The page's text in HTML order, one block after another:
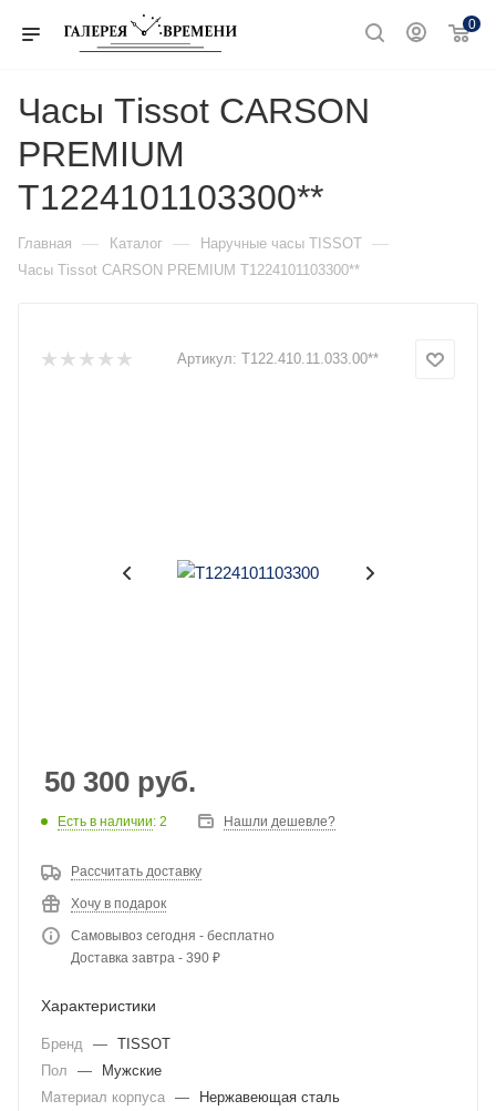
0
Часы Тissot CARSON
PREMIUM
T1224101103300**
Главная — Каталог — Наручные часы TISSOT —
Часы Тissot CARSON PREMIUM T1224101103300**
Артикул: T122.410.11.033.00**
50 300 руб.
Есть в наличии: 2 Нашли дешевле?
Рассчитать доставку
Хочу в подарок
Самовывоз сегодня - бесплатно
Доставка завтра - 390 ₽
Характеристики
Бренд — TISSOT
Пол
—
Мужские
Материал корпуса —
Нержавеющая сталь